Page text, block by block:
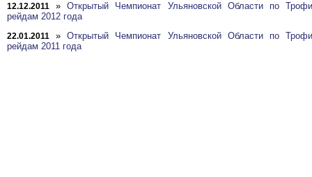
12.12.2011 »Открытый Чемпионат Ульяновской Области по
рейдам 2012 года
22.01.2011 »Открытый Чемпионат Ульяновской Области по
рейдам 2011 года